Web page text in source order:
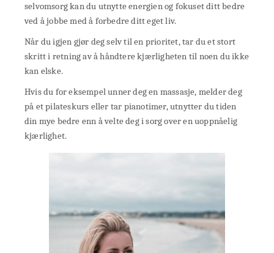
selvomsorg kan du utnytte energien og fokuset ditt bedre
ved å jobbe med å forbedre ditt eget liv.
Når du igjen gjør deg selv til en prioritet, tar du et stort
skritt i retning av å håndtere kjærligheten til noen du ikke
kan elske.
Hvis du for eksempel unner deg en massasje, melder deg
på et pilateskurs eller tar pianotimer, utnytter du tiden
din mye bedre enn å velte deg i sorg over en uoppnåelig
kjærlighet.